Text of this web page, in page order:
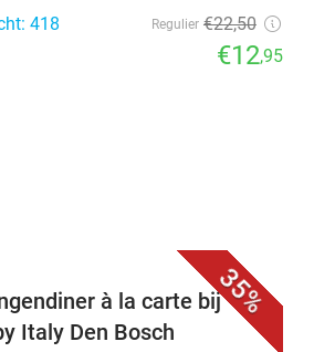
418 Regulier €22,50
€12,95
35%
à la carte bij
Italy Den Bosch